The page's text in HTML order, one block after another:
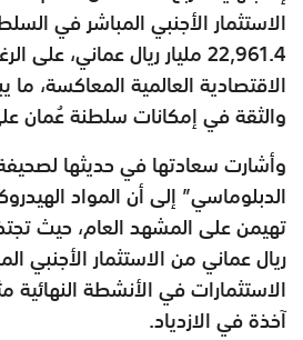
الاستثمار الأجنبي المباشر في
22,961.4 مليار ريال عماني،
الاقتصادية العالمية المعاكسة، ما
والثقة في إمكانات سلطنة عُمان
وأشارت سعادتها في حديثها
الدبلوماسي” إلى أن المواد
ريال عماني من الاستثمار الأجنبي
الاستثمارات في الأنشطة النهائية
آخذة في الازدياد.